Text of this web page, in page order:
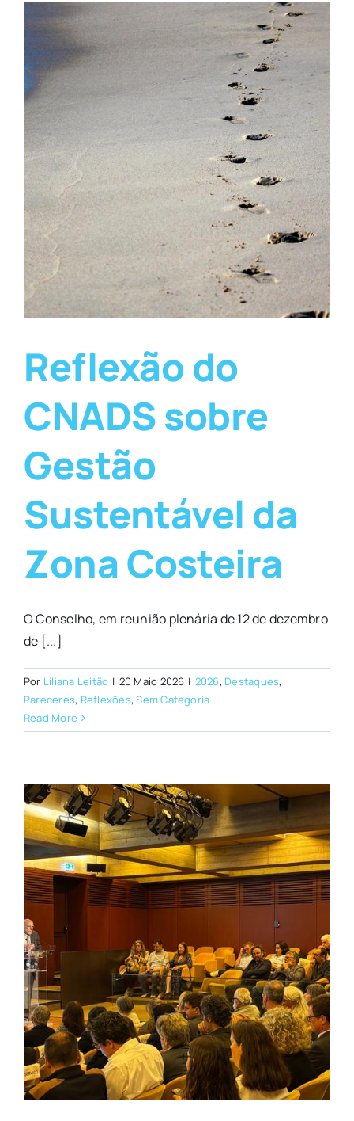
Reflexão do
CNADS sobre
Gestão
Sustentável da
Zona Costeira
O Conselho, em reunião plenária de 12 de dezembro
de [...]
Por Liliana Leitão | 20 Maio 2026 | 2026, Destaques,
Pareceres, Reflexões,Sem Categoria
Read More